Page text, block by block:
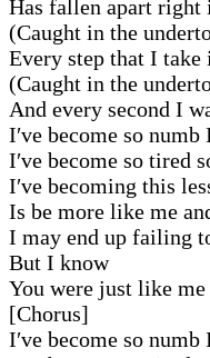
Has fallen apart
(Caught in the
Every step that I take
(Caught in the
And every second I
I′ve become so
I′ve become so tired
I′ve becoming this
Is be more like me
I may end up failing
But I know
You were just like
[Chorus]
I′ve become so